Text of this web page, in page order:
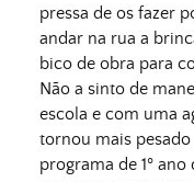
pressa de os fazer
andar na rua a
bico de obra para
Não a sinto de
escola e com uma
tornou mais
programa de 1º